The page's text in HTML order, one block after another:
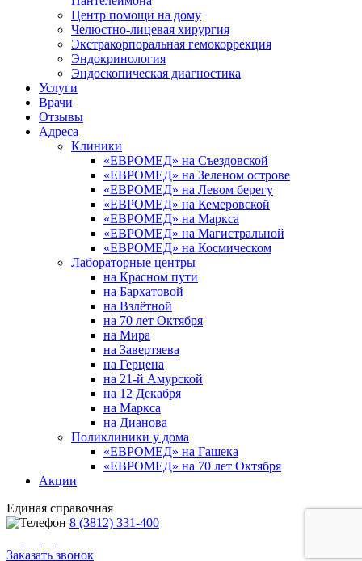
Центр помощи на дому
Челюстно-лицевая хирургия
Экстракорпоральная гемокоррекция
Эндокринология
Эндоскопическая диагностика
Услуги
Врачи
Отзывы
Адреса
Клиники
«ЕВРОМЕД» на Съездовской
«ЕВРОМЕД» на Зеленом острове
«ЕВРОМЕД» на Левом берегу
«ЕВРОМЕД» на Кемеровской
«ЕВРОМЕД» на Маркса
«ЕВРОМЕД» на Магистральной
«ЕВРОМЕД» на Космическом
Лабораторные центры
на Красном пути
на Бархатовой
на Взлётной
на 70 лет Октября
на Мира
на Завертяева
на Герцена
на 21-й Амурской
на 12 Декабря
на Маркса
на Дианова
Поликлиники у дома
«ЕВРОМЕД» на Гашека
«ЕВРОМЕД» на 70 лет Октября
Акции
Единая справочная
8 (3812) 331-400
Заказать звонок